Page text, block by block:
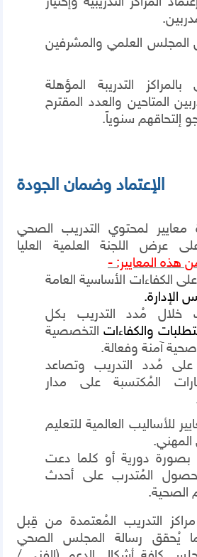
المجلس العلمي والمشرفين
التدريبة المؤهلة
المتاحين والعدد المقترح
إلتحاقهم سنوياً.
الإعتماد وضمان الجودة
لمحتوي التدريب الصحي
عرض اللجنة العلمية العليا
هذه المعايير: -
الكفاءات الأساسية العامة
الإدارة.
خلال مُدد التدريب بكل
والكفاءات التخصصية
صحية آمنة وفعالة.
على مُدد التدريب وتصاعد
المُكتسبة على مدار
للأساليب العالمية للتعليم
بصورة دورية أو كلما دعت
حصول المُتدرب على أحدث
الصحية.
التدريب المُعتمدة من قِبل
يُحقق رسالة المجلس الصحي